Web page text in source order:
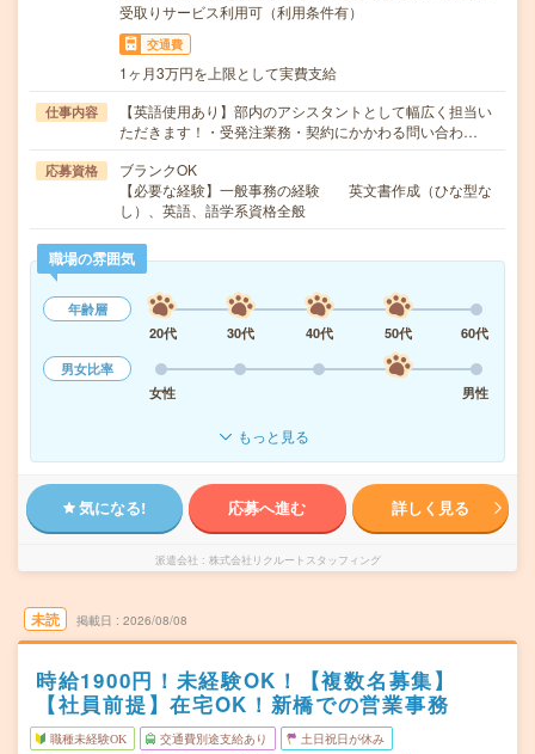
受取りサービス利用可（利用条件有）
交通費
1ヶ月3万円を上限として実費支給
仕事内容
【英語使用あり】部内のアシスタントとして幅広く担当い
ただきます！・受発注業務・契約にかかわる問い合わ…
応募資格
ブランクOK
【必要な経験】一般事務の経験 英文書作成（ひな型な
し）、英語、語学系資格全般
職場の雰囲気
年齢層
20代
30代 40代 50代
60代
男女比率
女性
男性
もっと見る
気になる! 応募へ進む 詳しく見る
派遣会社 株式会社リクルートスタッフィング
未読 掲載日 2026/08/08
時給1900円！未経験OK！【複数名募集】
【社員前提】在宅OK！新橋での営業事務
職種未経験OK 交通費別途支給あり 土日祝日が休み